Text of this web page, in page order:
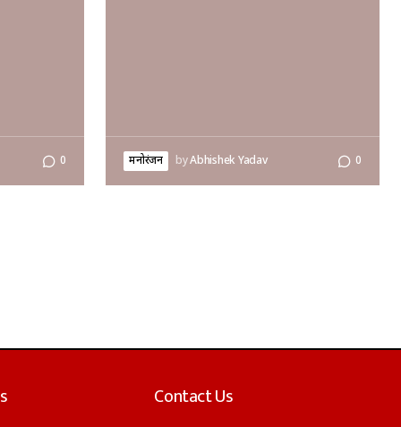
0 मनोरंजन byAbhishek Yadav 0
Contact Us